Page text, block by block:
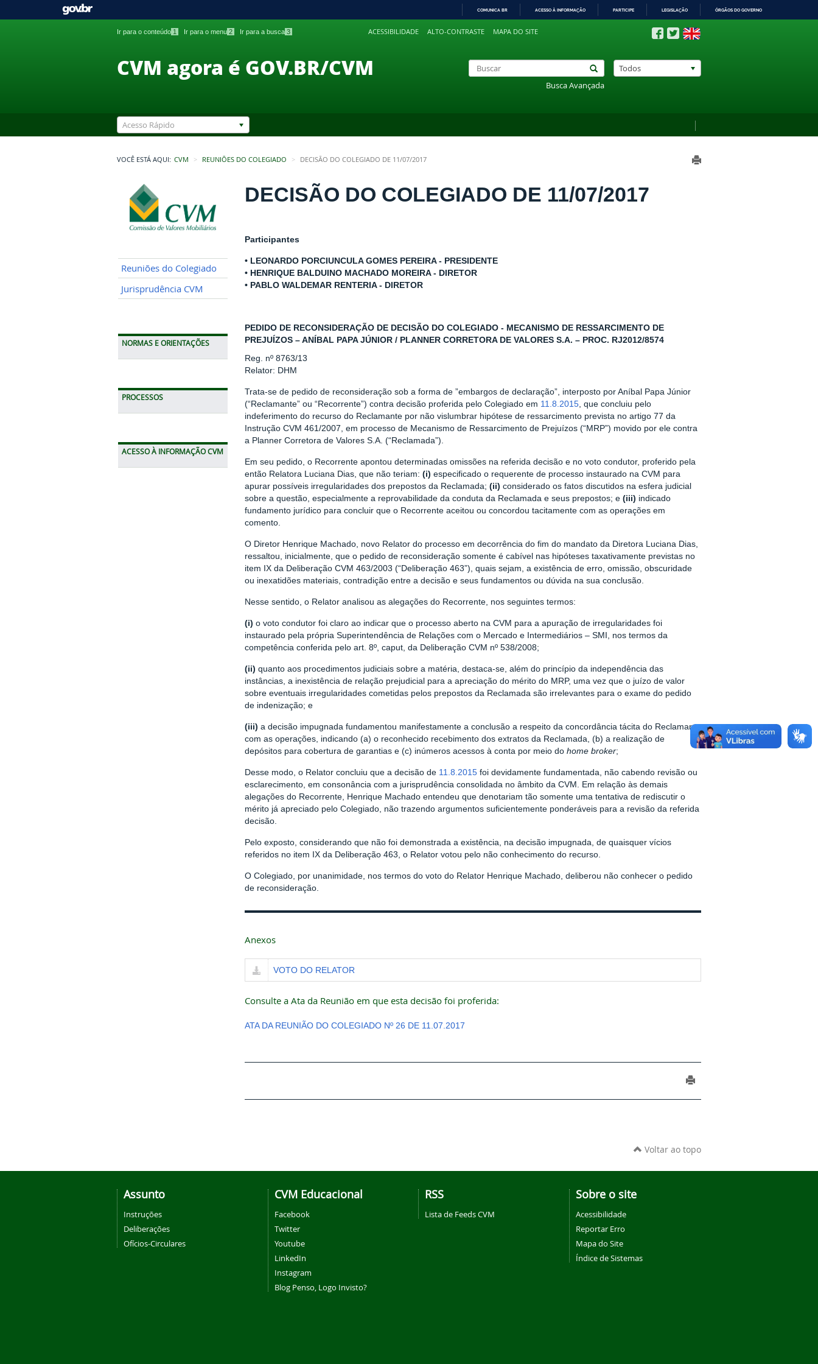
PARA
COMUNICA BR ACESSO À INFORMAÇÃO PARTICIPE LEGISLAÇÃO ÓRGÃOS DO GOVERNO
Ir para o conteúdo 1 Ir para o menu 2 Ir para a busca 3 ACESSIBILIDADE ALTO-CONTRASTE MAPA DO SITE
CVM agora é GOV.BR/CVM
Busca Avançada
Todos
Acesso Rápido
VOCÊ ESTÁ AQUI: CVM REUNIÕES DO COLEGIADO DECISÃO DO COLEGIADO DE 11/07/2017
Reuniões do Colegiado
Jurisprudência CVM
NORMAS E ORIENTAÇÕES
PROCESSOS
ACESSO À INFORMAÇÃO CVM
DECISÃO DO COLEGIADO DE 11/07/2017
Participantes
• LEONARDO PORCIUNCULA GOMES PEREIRA - PRESIDENTE
• HENRIQUE BALDUINO MACHADO MOREIRA - DIRETOR
• PABLO WALDEMAR RENTERIA - DIRETOR
PEDIDO DE RECONSIDERAÇÃO DE DECISÃO DO COLEGIADO - MECANISMO DE RESSARCIMENTO DE
PREJUÍZOS – ANÍBAL PAPA JÚNIOR / PLANNER CORRETORA DE VALORES S.A. – PROC. RJ2012/8574
Reg. nº 8763/13
Relator: DHM
Trata-se de pedido de reconsideração sob a forma de ”embargos de declaração”, interposto por Aníbal Papa Júnior
(“Reclamante” ou “Recorrente”) contra decisão proferida pelo Colegiado em 11.8.2015 , que concluiu pelo
indeferimento do recurso do Reclamante por não vislumbrar hipótese de ressarcimento prevista no artigo 77 da
Instrução CVM 461/2007, em processo de Mecanismo de Ressarcimento de Prejuízos (“MRP”) movido por ele contra
a Planner Corretora de Valores S.A. (“Reclamada”).
Em seu pedido, o Recorrente apontou determinadas omissões na referida decisão e no voto condutor, proferido pela
então Relatora Luciana Dias, que não teriam: (i) especificado o requerente de processo instaurado na CVM para
apurar possíveis irregularidades dos prepostos da Reclamada; (ii) considerado os fatos discutidos na esfera judicial
sobre a questão, especialmente a reprovabilidade da conduta da Reclamada e seus prepostos; e (iii) indicado
fundamento jurídico para concluir que o Recorrente aceitou ou concordou tacitamente com as operações em
comento.
O Diretor Henrique Machado, novo Relator do processo em decorrência do fim do mandato da Diretora Luciana Dias,
ressaltou, inicialmente, que o pedido de reconsideração somente é cabível nas hipóteses taxativamente previstas no
item IX da Deliberação CVM 463/2003 (“Deliberação 463”), quais sejam, a existência de erro, omissão, obscuridade
ou inexatidões materiais, contradição entre a decisão e seus fundamentos ou dúvida na sua conclusão.
Nesse sentido, o Relator analisou as alegações do Recorrente, nos seguintes termos:
(i) o voto condutor foi claro ao indicar que o processo aberto na CVM para a apuração de irregularidades foi
instaurado pela própria Superintendência de Relações com o Mercado e Intermediários – SMI, nos termos da
competência conferida pelo art. 8º, caput, da Deliberação CVM nº 538/2008;
(ii) quanto aos procedimentos judiciais sobre a matéria, destaca-se, além do princípio da independência das
instâncias, a inexistência de relação prejudicial para a apreciação do mérito do MRP, uma vez que o juízo de valor
sobre eventuais irregularidades cometidas pelos prepostos da Reclamada são irrelevantes para o exame do pedido
de indenização; e
(iii) a decisão impugnada fundamentou manifestamente a conclusão a respeito da concordância tácita do Reclamante
com as operações, indicando (a) o reconhecido recebimento dos extratos da Reclamada, (b) a realização de
depósitos para cobertura de garantias e (c) inúmeros acessos à conta por meio do home broker;
Desse modo, o Relator concluiu que a decisão de 11.8.2015 foi devidamente fundamentada, não cabendo revisão ou
esclarecimento, em consonância com a jurisprudência consolidada no âmbito da CVM. Em relação às demais
alegações do Recorrente, Henrique Machado entendeu que denotariam tão somente uma tentativa de rediscutir o
mérito já apreciado pelo Colegiado, não trazendo argumentos suficientemente ponderáveis para a revisão da referida
decisão.
Pelo exposto, considerando que não foi demonstrada a existência, na decisão impugnada, de quaisquer vícios
referidos no item IX da Deliberação 463, o Relator votou pelo não conhecimento do recurso.
O Colegiado, por unanimidade, nos termos do voto do Relator Henrique Machado, deliberou não conhecer o pedido
de reconsideração.
Anexos
VOTO DO RELATOR
Consulte a Ata da Reunião em que esta decisão foi proferida:
ATA DA REUNIÃO DO COLEGIADO Nº 26 DE 11.07.2017
Voltar ao topo
Assunto
Instruções
Deliberações
Ofícios-Circulares
CVM Educacional
Facebook
Twitter
Youtube
LinkedIn
Instagram
Blog Penso, Logo Invisto?
RSS
Lista de Feeds CVM
Sobre o site
Acessibilidade
Reportar Erro
Mapa do Site
Índice de Sistemas